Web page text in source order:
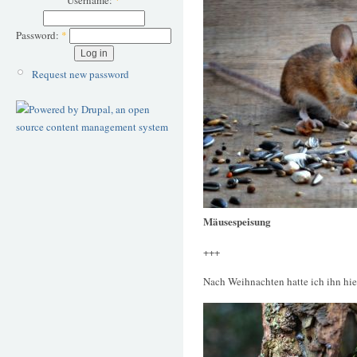
Password: *
Request new password
Mäusespeisung
+++
Nach Weihnachten hatte ich ihn